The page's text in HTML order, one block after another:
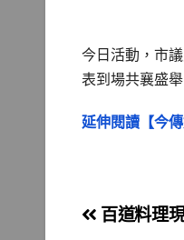
今日活動，市
表到場共襄盛舉
延伸閱讀【今傳
文百道料理